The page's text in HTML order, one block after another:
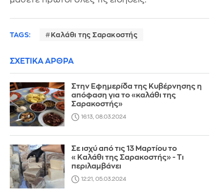
TAGS: Καλάθι της Σαρακοστής
ΣΧΕΤΙΚΑ ΑΡΘΡΑ
Στην Εφημερίδα της Κυβέρνησης η
απόφαση για το «καλάθι της
Σαρακοστής»
16:13, 08.03.2024
Σε ισχύ από τις 13 Μαρτίου το
«Καλάθι της Σαρακοστής» - Τι
περιλαμβάνει
12:21, 05.03.2024